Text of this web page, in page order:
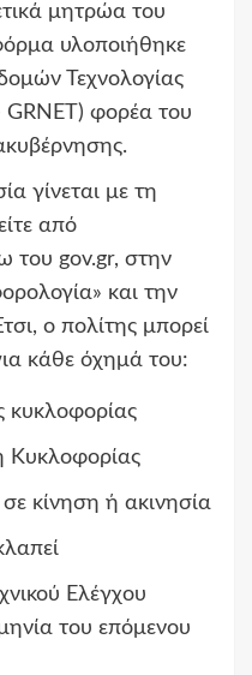
μητρώα του
υλοποιήθηκε
Τεχνολογίας
φορέα του
γίνεται με τη
από
του gov.gr, στην
και την
ο πολίτης μπορεί
κάθε όχημά του:
κυκλοφορίας
Κυκλοφορίας
κίνηση ή ακινησία
Ελέγχου
του επόμενου